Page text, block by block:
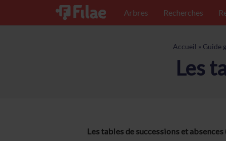
Arbres Recherches
Accueil » Guide
Les
Les tables de successions et